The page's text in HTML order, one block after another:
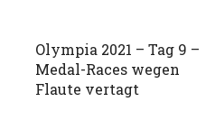
Olympia 2021 – Tag 9 –
Medal-Races wegen
Flaute vertagt